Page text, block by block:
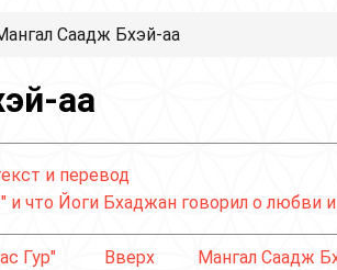
Саадж Бхэй-аа
аа
и перевод
и что Йоги Бхаджан говорил о любви
Гур" Вверх
Мангал Саадж